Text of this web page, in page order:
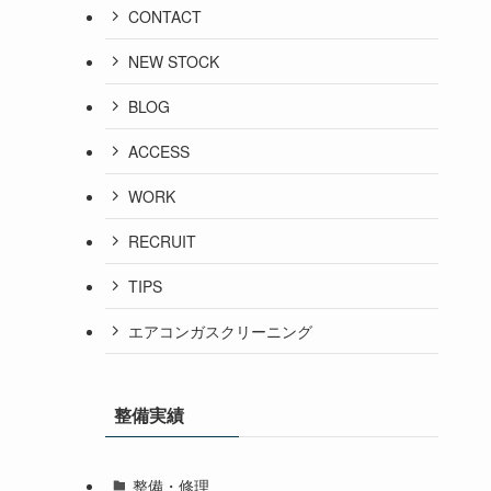
CONTACT
NEW STOCK
BLOG
ACCESS
WORK
RECRUIT
TIPS
エアコンガスクリーニング
整備実績
整備・修理